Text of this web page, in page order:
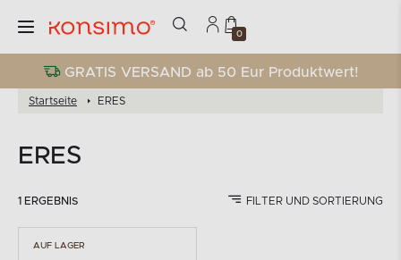
0
GRATIS VERSAND ab 50 Eur Produktwert!
Startseite ERES
ERES
1 ERGEBNIS FILTER UND SORTIERUNG
AUF LAGER